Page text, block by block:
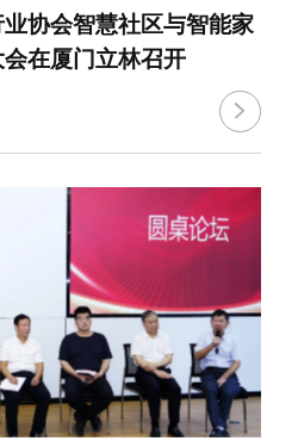
协会智慧社区与智能家
在厦门立林召开
